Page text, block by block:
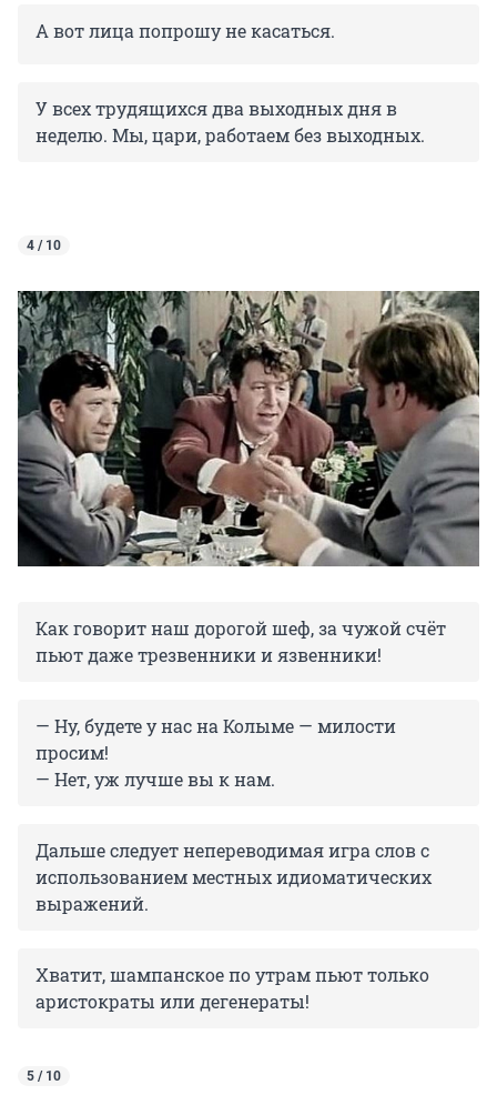
А вот лица попрошу не касаться.
У всех трудящихся два выходных дня в
неделю. Мы, цари, работаем без выходных.
4 / 10
Как говорит наш дорогой шеф, за чужой счёт
пьют даже трезвенники и язвенники!
— Ну, будете у нас на Колыме — милости
просим!
— Нет, уж лучше вы к нам.
Дальше следует непереводимая игра слов с
использованием местных идиоматических
выражений.
Хватит, шампанское по утрам пьют только
аристократы или дегенераты!
5 / 10